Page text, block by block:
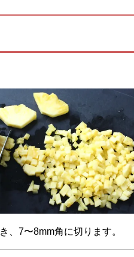
、7〜8mm角に切ります。